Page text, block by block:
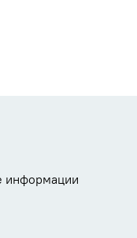
информации